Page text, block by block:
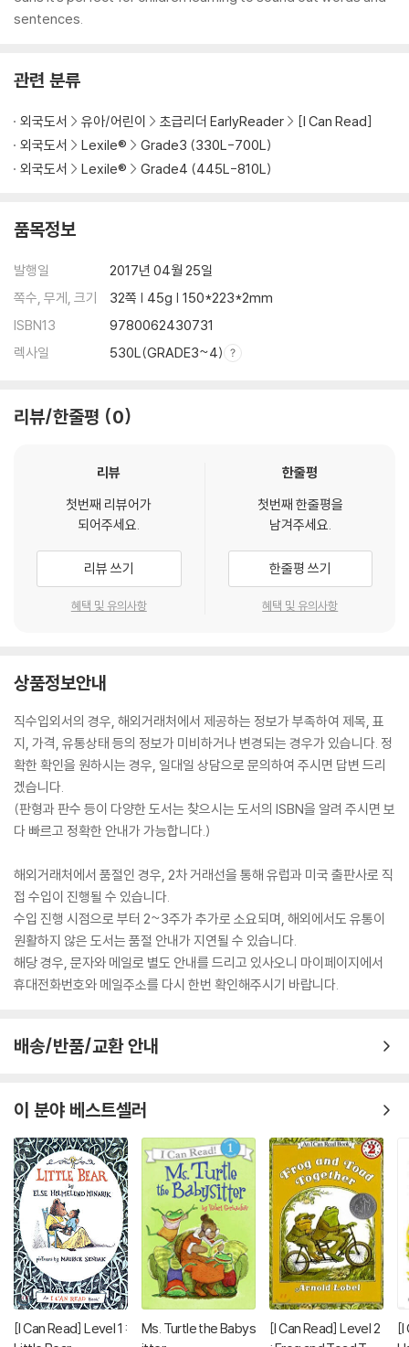
sentences.
관련 분류
외국도서 유아/어린이 초급리더 EarlyReader
[I Can Read]
외국도서
Lexile®
Grade3 (330L-700L)
외국도서
Lexile® Grade4 (445L-810L)
품목정보
발행일
2017년 04월 25일
쪽수, 무게, 크기
32쪽 | 45g | 150*223*2mm
ISBN13
9780062430731
렉사일
530L(GRADE3~4)
리뷰/한줄평 0
리뷰
첫번째 리뷰어가
되어주세요.
리뷰 쓰기
혜택 및 유의사항
한줄평
첫번째 한줄평을
남겨주세요.
한줄평 쓰기
혜택 및 유의사항
상품정보안내
직수입외서의 경우, 해외거래처에서 제공하는 정보가 부족하여 제목, 표
지, 가격, 유통상태 등의 정보가 미비하거나 변경되는 경우가 있습니다. 정
확한 확인을 원하시는 경우, 일대일 상담으로 문의하여 주시면 답변 드리
겠습니다.
(판형과 판수 등이 다양한 도서는 찾으시는 도서의 ISBN을 알려 주시면 보
다 빠르고 정확한 안내가 가능합니다.)
해외거래처에서 품절인 경우, 2차 거래선을 통해 유럽과 미국 출판사로 직
접 수입이 진행될 수 있습니다.
수입 진행 시점으로 부터 2~3주가 추가로 소요되며, 해외에서도 유통이
원활하지 않은 도서는 품절 안내가 지연될 수 있습니다.
해당 경우, 문자와 메일로 별도 안내를 드리고 있사오니 마이페이지에서
휴대전화번호와 메일주소를 다시 한번 확인해주시기 바랍니다.
배송/반품/교환 안내
이 분야 베스트셀러
[I Can Read] Level 1 :
Ms. Turtle the Babys
[I Can Read] Level 2
[I